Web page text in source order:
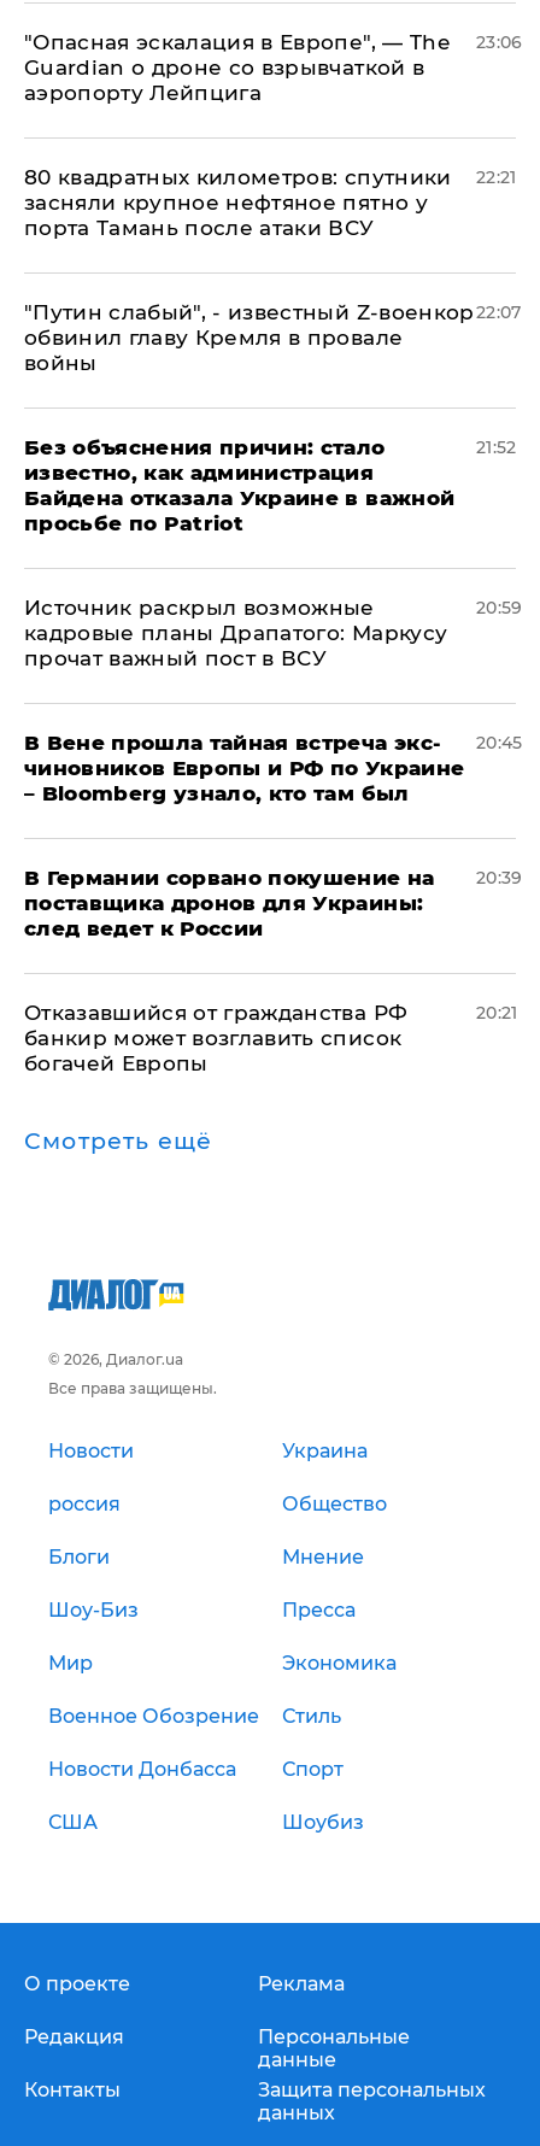
"Опасная эскалация в Европе", — The
Guardian о дроне со взрывчаткой в
аэропорту Лейпцига
23:06
80 квадратных километров: спутники
засняли крупное нефтяное пятно у
порта Тамань после атаки ВСУ
22:21
​"Путин слабый", - известный Z-военкор
обвинил главу Кремля в провале
войны
22:07
Без объяснения причин: стало
известно, как администрация
Байдена отказала Украине в важной
просьбе по Patriot
21:52
​Источник раскрыл возможные
кадровые планы Драпатого: Маркусу
прочат важный пост в ВСУ
20:59
В Вене прошла тайная встреча экс-
чиновников Европы и РФ по Украине
– Bloomberg узнало, кто там был
20:45
​В Германии сорвано покушение на
поставщика дронов для Украины:
след ведет к России
20:39
Отказавшийся от гражданства РФ
банкир может возглавить список
богачей Европы
20:21
Смотреть ещё
© 2026, Диалог.ua
Все права защищены.
Новости Украина
россия Общество
Блоги Мнение
Шоу-Биз Пресса
Мир Экономика
Военное Обозрение Стиль
Новости Донбасса Спорт
США Шоубиз
О проекте
Редакция
Контакты
Реклама
Персональные
данные
Защита персональных
данных